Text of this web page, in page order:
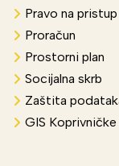
Pravo na
Proračun
Prostorni plan
Socijalna skrb
Zaštita
GIS